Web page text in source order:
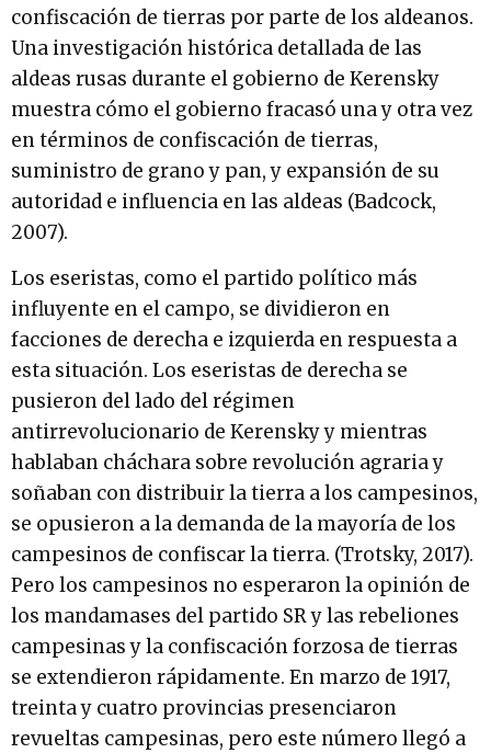
confiscación de tierras por parte de los aldeanos.
Una investigación histórica detallada de las
aldeas rusas durante el gobierno de Kerensky
muestra cómo el gobierno fracasó una y otra vez
en términos de confiscación de tierras,
suministro de grano y pan, y expansión de su
autoridad e influencia en las aldeas (Badcock,
2007).
Los eseristas, como el partido político más
influyente en el campo, se dividieron en
facciones de derecha e izquierda en respuesta a
esta situación. Los eseristas de derecha se
pusieron del lado del régimen
antirrevolucionario de Kerensky y mientras
hablaban cháchara sobre revolución agraria y
soñaban con distribuir la tierra a los campesinos,
se opusieron a la demanda de la mayoría de los
campesinos de confiscar la tierra. (Trotsky, 2017).
Pero los campesinos no esperaron la opinión de
los mandamases del partido SR y las rebeliones
campesinas y la confiscación forzosa de tierras
se extendieron rápidamente. En marzo de 1917,
treinta y cuatro provincias presenciaron
revueltas campesinas, pero este número llegó a